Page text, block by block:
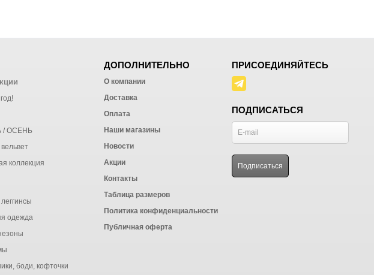
/ ОСЕНЬ
коллекция
одежда
боди, кофточки
ДОПОЛНИТЕЛЬНО
О компании
Доставка
Оплата
Наши магазины
Новости
Акции
Контакты
Таблица размеров
Политика конфиденциальности
Публичная оферта
ПРИСОЕДИНЯЙТЕСЬ
ПОДПИСАТЬСЯ